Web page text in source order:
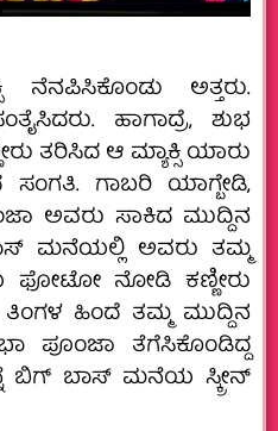
ನೆನಪಿಸಿಕೊಂಡು ಅತ್ತರು.
ಹಾಗಾದ್ರೆ, ಶುಭ
ತರಿಸಿದ ಆ ಮ್ಯಾಕ್ಸಿ ಯಾರು
ಗಾಬರಿ ಯಾಗ್ಬೇಡಿ,
ಅವರು ಸಾಕಿದ ಮುದ್ದಿನ
ಮನೆಯಲ್ಲಿ ಅವರು ತಮ್ಮ
ಫೋಟೋ ನೋಡಿ ಕಣ್ಣೀರು
ತಿಂಗಳ ಹಿಂದೆ ತಮ್ಮ ಮುದ್ದಿನ
ಪೂಂಜಾ ತೆಗೆಸಿಕೊಂಡಿದ್ದ
ಬಿಗ್‌ ಬಾಸ್‌ ಮನೆಯ ಸ್ಕ್ರೀನ್‌